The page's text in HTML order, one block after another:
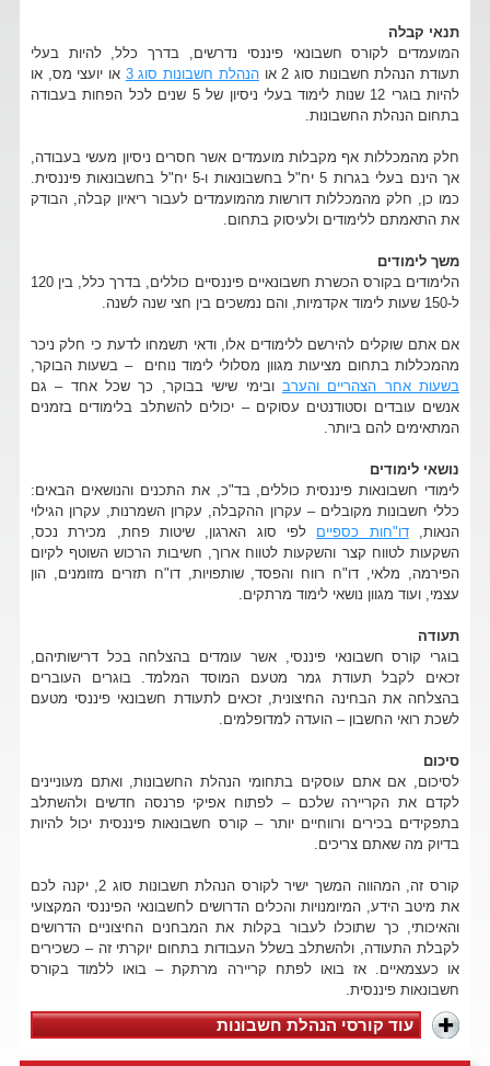
תנאי קבלה
המועמדים לקורס חשבונאי פיננסי נדרשים, בדרך כלל, להיות בעלי
תעודת הנהלת חשבונות סוג 2 או
הנהלת חשבונות סוג 3
או יועצי מס, או
להיות בוגרי 12 שנות לימוד בעלי ניסיון של 5 שנים לכל הפחות בעבודה
בתחום הנהלת החשבונות.
חלק מהמכללות אף מקבלות מועמדים אשר חסרים ניסיון מעשי בעבודה,
אך הינם בעלי בגרות 5 יח"ל בחשבונאות ו-5 יח"ל בחשבונאות פיננסית.
כמו כן, חלק מהמכללות דורשות מהמועמדים לעבור ריאיון קבלה, הבודק
את התאמתם ללימודים ולעיסוק בתחום.
משך לימודים
הלימודים בקורס הכשרת חשבונאיים פיננסיים כוללים, בדרך כלל, בין 120
ל-150 שעות לימוד אקדמיות, והם נמשכים בין חצי שנה לשנה.
אם אתם שוקלים להירשם ללימודים אלו, ודאי תשמחו לדעת כי חלק ניכר
מהמכללות בתחום מציעות מגוון מסלולי לימוד נוחים – בשעות הבוקר,
בשעות אחר הצהריים והערב ובימי שישי בבוקר, כך שכל אחד – גם
אנשים עובדים וסטודנטים עסוקים – יכולים להשתלב בלימודים בזמנים
המתאימים להם ביותר.
נושאי לימודים
לימודי חשבונאות פיננסית כוללים, בד"כ, את התכנים והנושאים הבאים:
כללי חשבונות מקובלים – עקרון ההקבלה, עקרון השמרנות, עקרון הגילוי
הנאות,דו"חות כספיים לפי סוג הארגון, שיטות פחת, מכירת נכס,
השקעות לטווח קצר והשקעות לטווח ארוך, חשיבות הרכוש השוטף לקיום
הפירמה, מלאי, דו"ח רווח והפסד, שותפויות, דו"ח תזרים מזומנים, הון
עצמי, ועוד מגוון נושאי לימוד מרתקים.
תעודה
בוגרי קורס חשבונאי פיננסי, אשר עומדים בהצלחה בכל דרישותיהם,
זכאים לקבל תעודת גמר מטעם המוסד המלמד. בוגרים העוברים
בהצלחה את הבחינה החיצונית, זכאים לתעודת חשבונאי פיננסי מטעם
לשכת רואי החשבון – הועדה למדופלמים.
סיכום
לסיכום, אם אתם עוסקים בתחומי הנהלת החשבונות, ואתם מעוניינים
לקדם את הקריירה שלכם – לפתוח אפיקי פרנסה חדשים ולהשתלב
בתפקידים בכירים ורווחיים יותר – קורס חשבונאות פיננסית יכול להיות
בדיוק מה שאתם צריכים.
קורס זה, המהווה המשך ישיר לקורס הנהלת חשבונות סוג 2, יקנה לכם
את מיטב הידע, המיומנויות והכלים הדרושים לחשבונאי הפיננסי המקצועי
והאיכותי, כך שתוכלו לעבור בקלות את המבחנים החיצוניים הדרושים
לקבלת התעודה, ולהשתלב בשלל העבודות בתחום יוקרתי זה – כשכירים
או כעצמאיים. אז בואו לפתח קריירה מרתקת – בואו ללמוד בקורס
חשבונאות פיננסית.
עוד קורסי הנהלת חשבונות